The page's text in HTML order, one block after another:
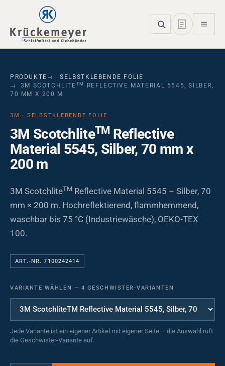
Skip to main navigation
Skip to main content
Skip to page footer
PRODUKTE
SELBSTKLEBENDE FOLIE
3M SCOTCHLITE TM
REFLECTIVE MATERIAL 5545, SILBER,
70 MM X 200 M
3M · SELBSTKLEBENDE FOLIE
3M ScotchliteTMReflective
Material 5545, Silber, 70 mm x
200 m
3M ScotchliteTM Reflective Material 5545 – Silber, 70
mm × 200 m. Hochreflektierend, flammhemmend,
waschbar bis 75 °C (Industriewäsche), OEKO-TEX
100.
ART.-NR. 7100242414
VARIANTE WÄHLEN — 4 GESCHWISTER-VARIANTEN
Jede Variante ist ein eigener Artikel mit eigener Seite – die Auswahl ruft
die Geschwister-Variante auf.